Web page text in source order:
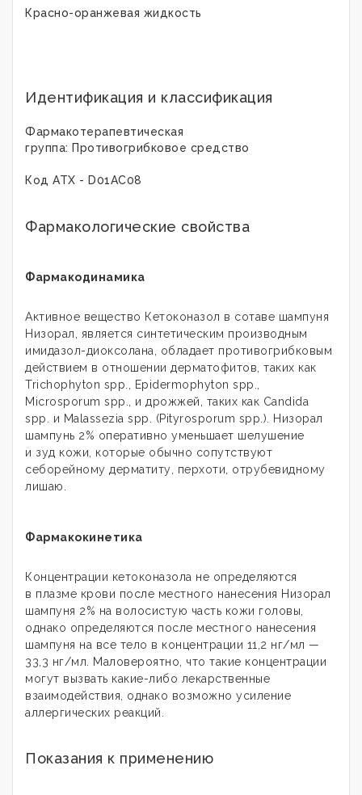
Красно-оранжевая жидкость
Идентификация и классификация
Фармакотерапевтическая
группа: Противогрибковое средство
Код ATX - D01AC08
Фармакологические свойства
Фармакодинамика
Активное вещество Кетоконазол в сотаве шампуня
Низорал, является синтетическим производным
имидазол-диоксолана, обладает противогрибковым
действием в отношении дерматофитов, таких как
Trichophyton spp., Epidermophyton spp.,
Microsporum spp., и дрожжей, таких как Candida
spp. и Malassezia spp. (Pityrosporum spp.). Низорал
шампунь 2% оперативно уменьшает шелушение
и зуд кожи, которые обычно сопутствуют
себорейному дерматиту, перхоти, отрубевидному
лишаю.
Фармакокинетика
Концентрации кетоконазола не определяются
в плазме крови после местного нанесения Низорал
шампуня 2% на волосистую часть кожи головы,
однако определяются после местного нанесения
шампуня на все тело в концентрации 11,2 нг/мл —
33,3 нг/мл. Маловероятно, что такие концентрации
могут вызвать какие-либо лекарственные
взаимодействия, однако возможно усиление
аллергических реакций.
Показания к применению